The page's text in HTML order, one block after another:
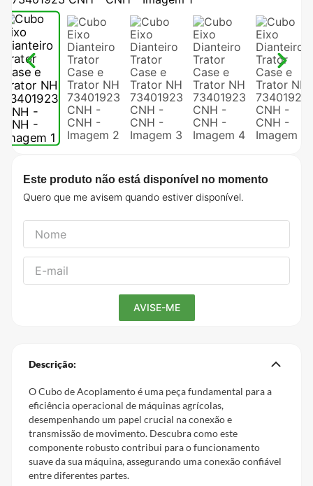
Este produto não está disponível no momento
Descrição:
O Cubo de Acoplamento é uma peça fundamental para a
eficiência operacional de máquinas agrícolas,
desempenhando um papel crucial na conexão e
transmissão de movimento. Descubra como este
componente robusto contribui para o funcionamento
suave da sua máquina, assegurando uma conexão confiável
entre diferentes partes.